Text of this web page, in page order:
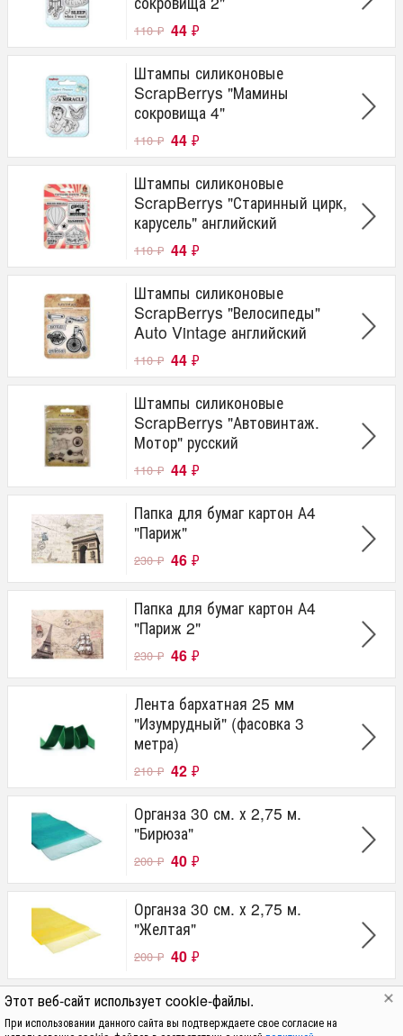
Этот веб-сайт использует cookie-файлы.
При использовании данного сайта вы подтверждаете свое согласие на
110₽ 44 ₽
Штампы силиконовые
ScrapBerrys "Мамины
сокровища 4"
110₽ 44 ₽
Штампы силиконовые
ScrapBerrys "Старинный цирк,
карусель" английский
110₽ 44 ₽
Штампы силиконовые
ScrapBerrys "Велосипеды"
Auto Vintage английский
110₽ 44 ₽
Штампы силиконовые
ScrapBerrys "Автовинтаж.
Мотор" русский
110₽ 44 ₽
Папка для бумаг картон А4
"Париж"
230₽ 46 ₽
Папка для бумаг картон А4
"Париж 2"
230₽ 46 ₽
Лента бархатная 25 мм
"Изумрудный" (фасовка 3
метра)
210₽ 42 ₽
Органза 30 см. х 2,75 м.
"Бирюза"
200₽ 40 ₽
Органза 30 см. х 2,75 м.
"Желтая"
200₽ 40 ₽
Набор бумаги 12 листов 15.5 х
15.5 см 180 гр/м2 "Лавандовые